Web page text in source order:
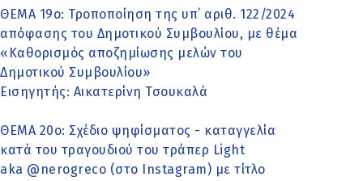
ΘΕΜΑ 19ο: Τροποποίηση της υπ΄ αριθ. 122/2024
απόφασης του Δημοτικού Συμβουλίου, με θέμα
«Καθορισμός αποζημίωσης μελών του
Δημοτικού Συμβουλίου»
Εισηγητής: Αικατερίνη Τσουκαλά
ΘΕΜΑ 20ο: Σχέδιο ψηφίσματος - καταγγελία
κατά του τραγουδιού του τράπερ Light
aka @nerogreco (στο Instagram) με τίτλο